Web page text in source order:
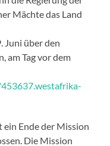
Mächte das Land
Juni über den
am Tag vor dem
ein Ende der Mission
Die Mission